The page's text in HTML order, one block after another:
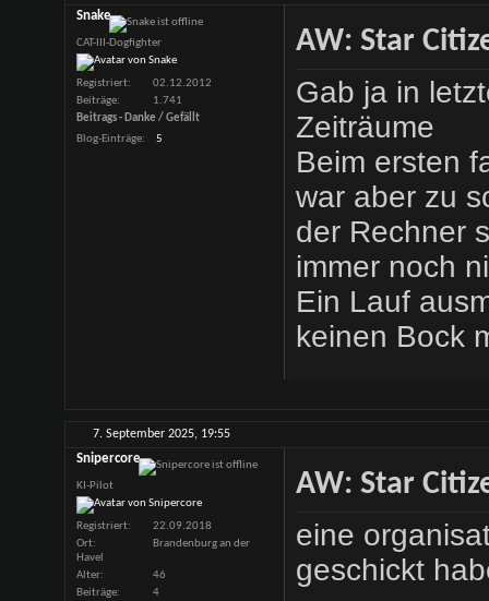
Snake
CAT-III-Dogfighter
Registriert
02.12.2012
Beiträge
1.741
Beitrags - Danke / Gefällt
Blog-Einträge
5
AW: Star
Gab ja in
Zeiträume
Beim ersten
war aber zu
der Rechner
immer noch
Ein Lauf
keinen Bock
7. September 2025, 19:55
Snipercore
KI-Pilot
Registriert
22.09.2018
Ort
Brandenburg an der
Havel
Alter
46
Beiträge
4
AW: Star
eine
geschickt